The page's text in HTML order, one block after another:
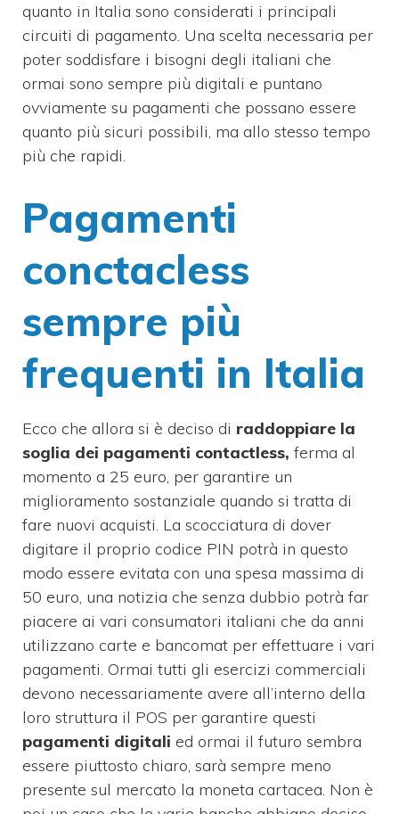
quanto in Italia sono considerati i principali
circuiti di pagamento. Una scelta necessaria per
poter soddisfare i bisogni degli italiani che
ormai sono sempre più digitali e puntano
ovviamente su pagamenti che possano essere
quanto più sicuri possibili, ma allo stesso tempo
più che rapidi.
Pagamenti
conctacless
sempre più
frequenti in Italia
Ecco che allora si è deciso di raddoppiare la
soglia dei pagamenti contactless, ferma al
momento a 25 euro, per garantire un
miglioramento sostanziale quando si tratta di
fare nuovi acquisti. La scocciatura di dover
digitare il proprio codice PIN potrà in questo
modo essere evitata con una spesa massima di
50 euro, una notizia che senza dubbio potrà far
piacere ai vari consumatori italiani che da anni
utilizzano carte e bancomat per effettuare i vari
pagamenti. Ormai tutti gli esercizi commerciali
devono necessariamente avere all’interno della
loro struttura il POS per garantire questi
pagamenti digitali ed ormai il futuro sembra
essere piuttosto chiaro, sarà sempre meno
presente sul mercato la moneta cartacea. Non è